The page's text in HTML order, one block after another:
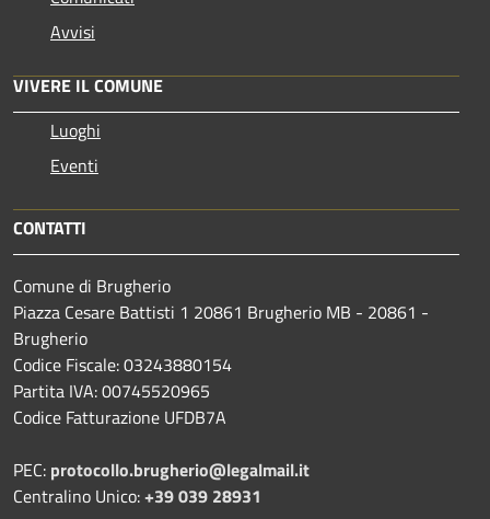
Avvisi
VIVERE IL COMUNE
Luoghi
Eventi
CONTATTI
Comune di Brugherio
Piazza Cesare Battisti 1 20861 Brugherio MB - 20861 -
Brugherio
Codice Fiscale: 03243880154
Partita IVA: 00745520965
Codice Fatturazione UFDB7A
PEC: protocollo.brugherio@legalmail.it
Centralino Unico:+39 039 28931